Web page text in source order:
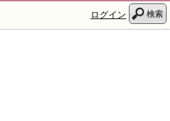
ログイン 検索